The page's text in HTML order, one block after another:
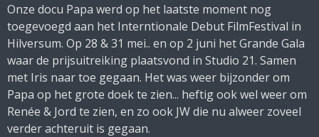
Onze docu Papa werd op het laatste moment nog
toegevoegd aan het Interntionale Debut FilmFestival in
Hilversum. Op 28 & 31 mei.. en op 2 juni het Grande Gala
waar de prijsuitreiking plaatsvond in Studio 21. Samen
met Iris naar toe gegaan. Het was weer bijzonder om
Papa op het grote doek te zien... heftig ook wel weer om
Renée & Jord te zien, en zo ook JW die nu alweer zoveel
verder achteruit is gegaan.